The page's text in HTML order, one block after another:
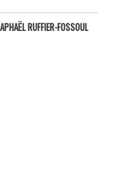
RUFFIER-FOSSOUL